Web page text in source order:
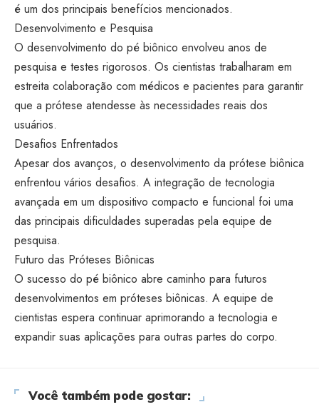
é um dos principais benefícios mencionados.
Desenvolvimento e Pesquisa
O desenvolvimento do pé biônico envolveu anos de
pesquisa e testes rigorosos. Os cientistas trabalharam em
estreita colaboração com médicos e pacientes para garantir
que a prótese atendesse às necessidades reais dos
usuários.
Desafios Enfrentados
Apesar dos avanços, o desenvolvimento da prótese biônica
enfrentou vários desafios. A integração de tecnologia
avançada em um dispositivo compacto e funcional foi uma
das principais dificuldades superadas pela equipe de
pesquisa.
Futuro das Próteses Biônicas
O sucesso do pé biônico abre caminho para futuros
desenvolvimentos em próteses biônicas. A equipe de
cientistas espera continuar aprimorando a tecnologia e
expandir suas aplicações para outras partes do corpo.
Você também pode gostar: